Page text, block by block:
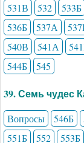
531В
532 533Б
536Б
537А
540В
541А
544Б
545
39. Семь чудес
Вопросы 546Б
551Б
552 553Б